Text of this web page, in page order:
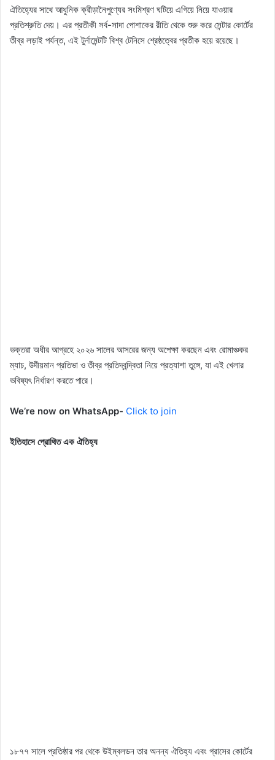
ঐতিহ্যের সাথে আধুনিক ক্রীড়ানৈপুণ্যের সংমিশ্রণ ঘটিয়ে এগিয়ে নিয়ে যাওয়ার
প্রতিশ্রুতি দেয়। এর প্রতীকী সর্ব-সাদা পোশাকের রীতি থেকে শুরু করে সেন্টার কোর্টের
তীব্র লড়াই পর্যন্ত, এই টুর্নামেন্টটি বিশ্ব টেনিসে শ্রেষ্ঠত্বের প্রতীক হয়ে রয়েছে।
ভক্তরা অধীর আগ্রহে ২০২৬ সালের আসরের জন্য অপেক্ষা করছেন এবং রোমাঞ্চকর
ম্যাচ, উদীয়মান প্রতিভা ও তীব্র প্রতিদ্বন্দ্বিতা নিয়ে প্রত্যাশা তুঙ্গে, যা এই খেলার
ভবিষ্যৎ নির্ধারণ করতে পারে।
We’re now on WhatsApp- Click to join
ইতিহাসে প্রোথিত এক ঐতিহ্য
১৮৭৭ সালে প্রতিষ্ঠার পর থেকে উইম্বলডন তার অনন্য ঐতিহ্য এবং গ্রাসের কোর্টের